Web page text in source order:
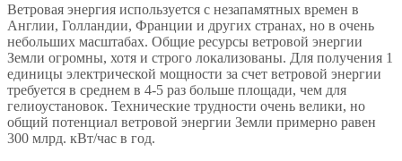
Ветровая энергия используется с незапамятных времен в
Англии, Голландии, Франции и других странах, но в очень
небольших масштабах. Общие ресурсы ветровой энергии
Земли огромны, хотя и строго локализованы. Для получения 1
единицы электрической мощности за счет ветровой энергии
требуется в среднем в 4-5 раз больше площади, чем для
гелиоустановок. Технические трудности очень велики, но
общий потенциал ветровой энергии Земли примерно равен
300 млрд. кВт/час в год.